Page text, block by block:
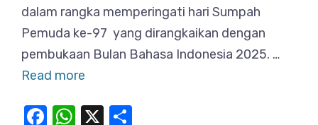
dalam rangka memperingati hari Sumpah
Pemuda ke-97 yang dirangkaikan dengan
pembukaan Bulan Bahasa Indonesia 2025. …
Read more
F
W
X